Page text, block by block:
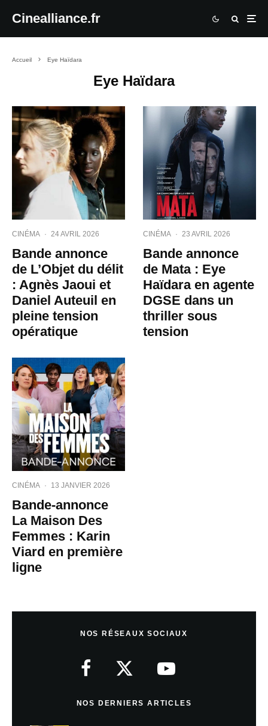
Cinealliance.fr
Accueil Eye Haïdara
Eye Haïdara
CINÉMA · 24 AVRIL 2026
Bande annonce
de L’Objet du délit
: Agnès Jaoui et
Daniel Auteuil en
pleine tension
opératique
CINÉMA · 13 JANVIER 2026
Bande-annonce
La Maison Des
Femmes : Karin
Viard en première
ligne
CINÉMA · 23 AVRIL 2026
Bande annonce
de Mata : Eye
Haïdara en agente
DGSE dans un
thriller sous
tension
NOS RÉSEAUX SOCIAUX
NOS DERNIERS ARTICLES